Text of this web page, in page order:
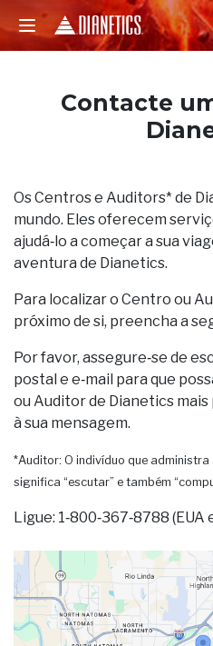
Contacte
Os Centros e Auditors* de
mundo. Eles oferecem
ajudá‑lo a começar a sua
aventura de Dianetics.
Para localizar o Centro ou
próximo de si, preencha a
Por favor, assegure‑se de
postal e e‑mail para que
ou Auditor de Dianetics
à sua mensagem.
*Auditor: O indivíduo que
significa “escutar” e também
Ligue: 1‑800‑367‑8788 (EUA